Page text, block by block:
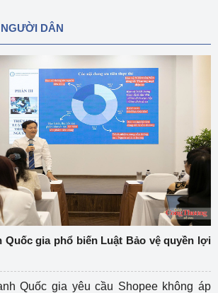
DÂN
Quốc gia phổ biến Luật Bảo vệ quyền lợi
Quốc gia yêu cầu Shopee không áp